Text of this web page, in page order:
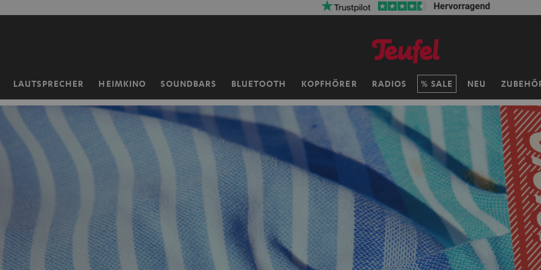
LAUTSPRECHER HEIMKINO SOUNDBARS BLUETOOTH KOPFHÖRER RADIOS SALE NEU
Startseite